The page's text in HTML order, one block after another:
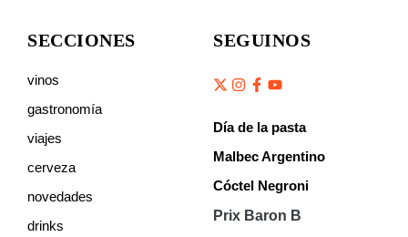
SECCIONES
vinos
gastronomía
viajes
cerveza
novedades
drinks
SEGUINOS
Día de la pasta
Malbec Argentino
Cóctel Negroni
Prix Baron B